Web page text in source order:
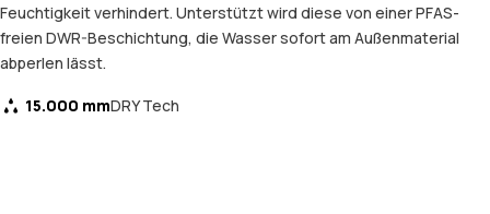
Feuchtigkeit verhindert. Unterstützt wird diese von einer PFAS-
freien DWR-Beschichtung, die Wasser sofort am Außenmaterial
abperlen lässt.
15.000 mmDRY Tech